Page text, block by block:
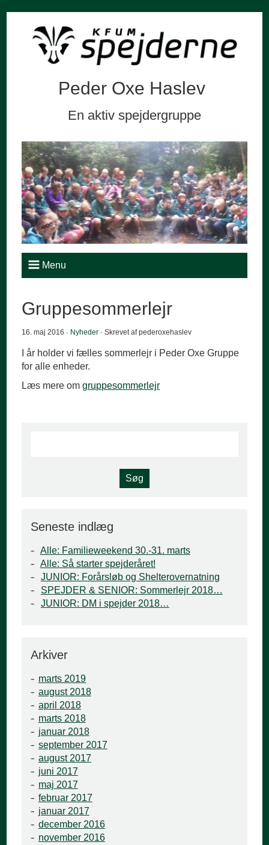
Peder Oxe Haslev
En aktiv spejdergruppe
Menu
Gruppesommerlejr
16. maj 2016 · Nyheder · Skrevet af pederoxehaslev
I år holder vi fælles sommerlejr i Peder Oxe Gruppe
for alle enheder.
Læs mere omgruppesommerlejr
Seneste indlæg
Alle: Familieweekend 30.-31. marts
Alle: Så starter spejderåret!
JUNIOR: Forårsløb og Shelterovernatning
SPEJDER & SENIOR: Sommerlejr 2018…
JUNIOR: DM i spejder 2018…
Arkiver
marts 2019
august 2018
april 2018
marts 2018
januar 2018
september 2017
august 2017
juni 2017
maj 2017
februar 2017
januar 2017
december 2016
november 2016